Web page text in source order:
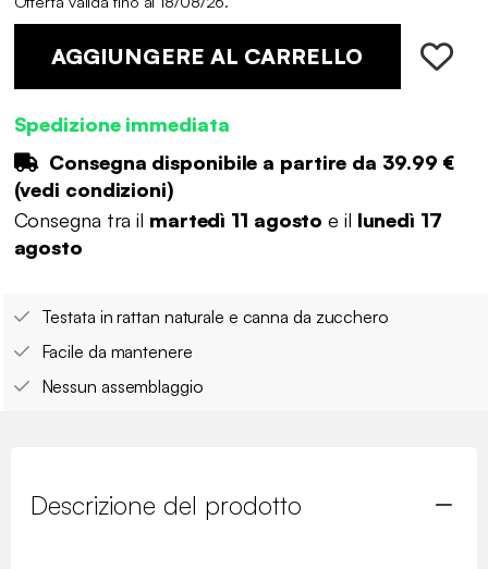
AGGIUNGERE AL CARRELLO
Spedizione immediata
Consegna disponibile a partire da 39.99 €
(vedi condizioni)
Consegna tra il martedì 11 agosto e il lunedì 17
agosto
Testata in rattan naturale e canna da zucchero
Facile da mantenere
Nessun assemblaggio
Descrizione del prodotto